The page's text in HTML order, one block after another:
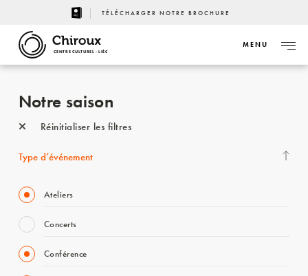
TÉLÉCHARGER NOTRE BROCHURE
CENTRE CULTUREL - LIÈGE
MENU
Notre saison
Réinitialiser les filtres
Type d’événement
Ateliers
Concerts
Conférence